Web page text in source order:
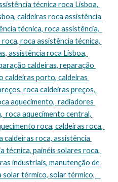
caldeiras roca assistência
técnica, roca assistência,
roca assistência técnica,
assistência roca Lisboa,
caldeiras, reparação
caldeiras porto, caldeiras
roca caldeiras preços,
aquecimento,  radiadores
roca aquecimento central,
roca, caldeiras roca,
caldeiras roca, assistência
técnica, painéis solares roca,
industriais, manutenção de
solar térmico, solar térmico,